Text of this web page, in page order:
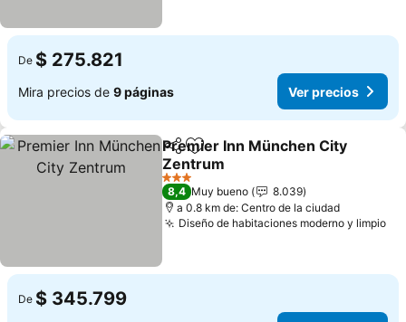
De $ 275.821
Mira precios de 9 páginas Ver precios
CompartirAgregar a favoritos
Premier Inn München City
Zentrum
3 Estrellas
8,4 Muy bueno
8.039
a 0.8 km de: Centro de la ciudad
Diseño de habitaciones moderno y limpio
De $ 345.799